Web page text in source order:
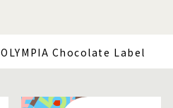
OLYMPIA Chocolate Label